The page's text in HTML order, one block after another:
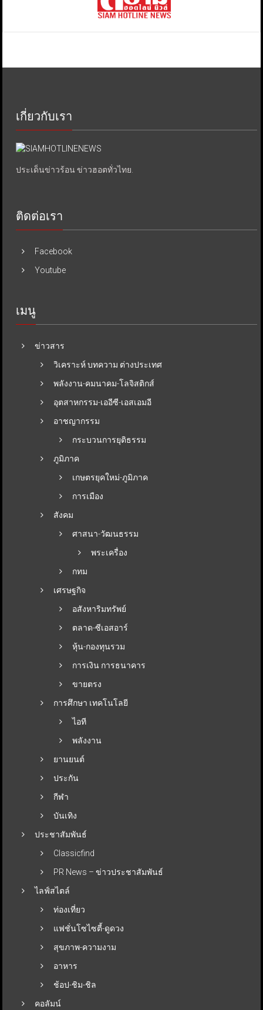
เกี่ยวกับเรา
ประเด็นข่าวร้อน ข่าวฮอตทั่วไทย.
ติดต่อเรา
Facebook
Youtube
เมนู
ข่าวสาร
วิเคราะห์ บทความ ต่างประเทศ
พลังงาน-คมนาคม-โลจิสติกส์
อุตสาหกรรม-เออีซี-เอสเอมอี
อาชญากรรม
กระบวนการยุติธรรม
ภูมิภาค
เกษตรยุคใหม่-ภูมิภาค
การเมือง
สังคม
ศาสนา-วัฒนธรรม
พระเครื่อง
กทม
เศรษฐกิจ
อสังหาริมทรัพย์
ตลาด-ซีเอสอาร์
หุ้น-กองทุนรวม
การเงิน การธนาคาร
ขายตรง
การศึกษา เทคโนโลยี
ไอที
พลังงาน
ยานยนต์
ประกัน
กีฬา
บันเทิง
ประชาสัมพันธ์
Classicfind
PR News – ข่าวประชาสัมพันธ์
ไลฟ์สไตล์
ท่องเที่ยว
แฟชั่นโซไซตี้-ดูดวง
สุขภาพ-ความงาม
อาหาร
ช้อป-ชิม-ชิล
คอลัมน์